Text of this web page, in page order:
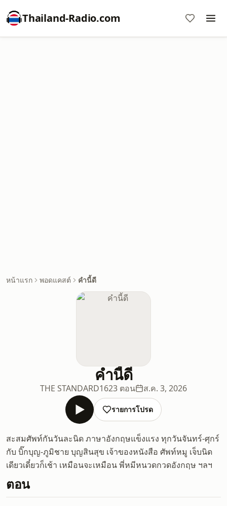
Thailand-Radio.com
หน้าแรก พอดแคสต์ คำนี้ดี
คำนี้ดี
THE STANDARD1623 ตอน ส.ค. 3, 2026
รายการโปรด
สะสมศัพท์กันวันละนิด ภาษาอังกฤษแข็งแรง ทุกวันจันทร์-ศุกร์
กับ บิ๊กบุญ-ภูมิชาย บุญสินสุข เจ้าของหนังสือ ศัพท์หมู เจ็บนิด
เดียวเดี๋ยวก็เช้า เหมือนจะเหมือน พี่หมีหนวดกวดอังกฤษ ฯลฯ
ตอน